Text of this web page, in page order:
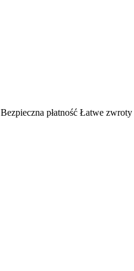
Bezpieczna płatność Łatwe zwroty